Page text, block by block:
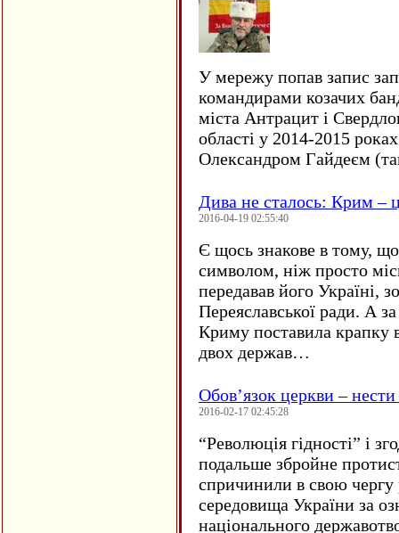
У мережу попав запис
командирами козачих
міста Антрацит і
області у 2014-2015
Олександром Гайдеєм
Дива не сталось: Крим –
2016-04-19 02:55:40
Є щось знакове в тому, що
символом, ніж просто
передавав його Україні,
Переяславської ради. А
Криму поставила крапку
двох держав…
Обов’язок церкви –
2016-02-17 02:45:28
“Революція гідності” і
подальше збройне
спричинили в свою чергу
середовища України за
національного